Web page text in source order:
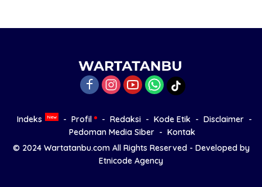
Indeks Profil Redaksi Kode Etik
Disclaimer
Pedoman Media Siber
Kontak
© 2024 Wartatanbu.comAll Rights Reserved - Developed by
Etnicode Agency